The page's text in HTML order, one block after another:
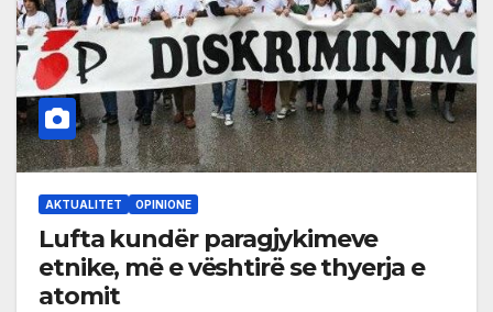
AKTUALITET OPINIONE
Lufta kundër paragjykimeve
etnike, më e vështirë se thyerja e
atomit